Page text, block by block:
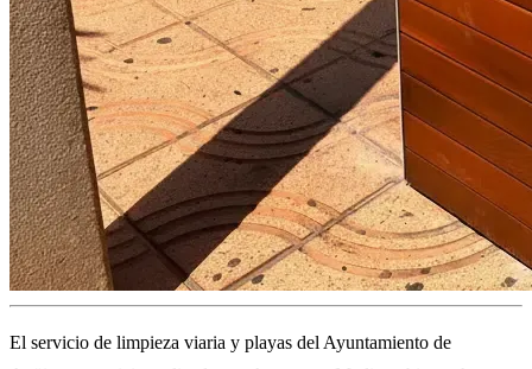
El servicio de limpieza viaria y playas del Ayuntamiento de